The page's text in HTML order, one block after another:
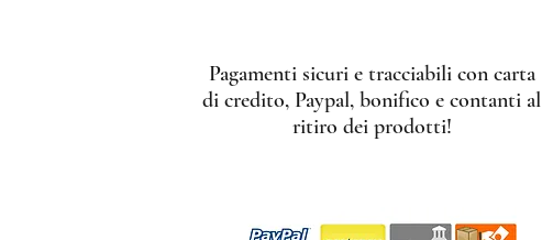
Pagamenti sicuri e tracciabili con carta
di credito, Paypal, bonifico e contanti al
ritiro dei prodotti!